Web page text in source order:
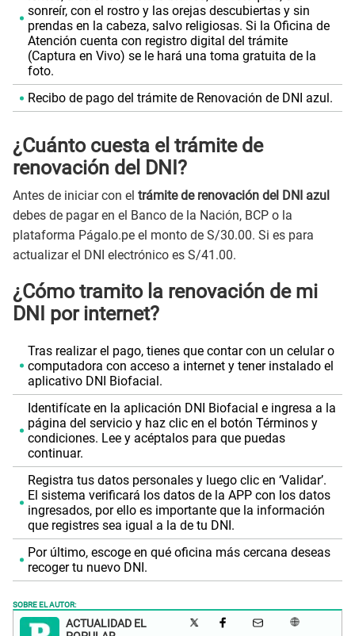
sonreír, con el rostro y las orejas descubiertas y sin
prendas en la cabeza, salvo religiosas. Si la Oficina de
Atención cuenta con registro digital del trámite
(Captura en Vivo) se le hará una toma gratuita de la
foto.
Recibo de pago del trámite de Renovación de DNI azul.
¿Cuánto cuesta el trámite de
renovación del DNI?
Antes de iniciar con el trámite de renovación del DNI azul
debes de pagar en el Banco de la Nación, BCP o la
plataforma Págalo.pe el monto de S/30.00. Si es para
actualizar el DNI electrónico es S/41.00.
¿Cómo tramito la renovación de mi
DNI por internet?
Tras realizar el pago, tienes que contar con un celular o
computadora con acceso a internet y tener instalado el
aplicativo DNI Biofacial.
Identifícate en la aplicación DNI Biofacial e ingresa a la
página del servicio y haz clic en el botón Términos y
condiciones. Lee y acéptalos para que puedas
continuar.
Registra tus datos personales y luego clic en ‘Validar’.
El sistema verificará los datos de la APP con los datos
ingresados, por ello es importante que la información
que registres sea igual a la de tu DNI.
Por último, escoge en qué oficina más cercana deseas
recoger tu nuevo DNI.
SOBRE EL AUTOR:
ACTUALIDAD EL